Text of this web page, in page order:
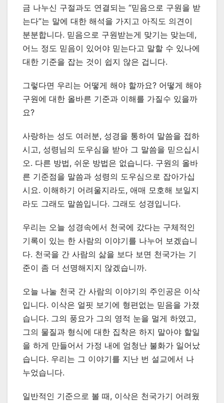
금 나누신 구절과도 연결되는 “믿음으로 구원을 받
는다”는 말에 대한 해석을 가지고 아직도 의견이
분분합니다. 믿음으로 구원받는게 맞기는 맞는데,
어느 정도 믿음이 있어야 믿는다고 말할 수 있나에
대한 기준을 잡는 것이 쉽지 않은 겁니다.
그렇다면 우리는 어떻게 해야 할까요? 어떻게 해야
구원에 대한 올바른 기준과 이해를 가질수 있을까
요?
사랑하는 성도 여러분, 성경을 통하여 말씀을 접하
시고, 성령님의 도우심을 받아 그 말씀을 믿으십시
오. 다른 방법, 쉬운 방법은 없습니다. 구원의 올바
른 기준점을 말씀과 성령의 도우심으로 잡아가십
시요. 이해하기 어려울지라도, 애매 모호해 보일지
라도 그래도 말씀입니다. 그래도 성경입니다.
우리는 오늘 성경속에서 천국에 갔다는 구체적인
기록이 있는 한 사람의 이야기를 나누어 보겠습니
다. 천국을 간 사람의 삶을 보다 보면 천국가는 기
준이 좀 더 선명해지지 않겠습니까.
오늘 나눌 천국 간 사람의 이야기의 주인공은 이삭
입니다. 이삭은 얼핏 보기에 형편없는 믿음을 가졌
습니다. 그의 풍요가 그의 영적 눈을 멀게 하였고,
그의 물질과 형식에 대한 집착은 하지 말아야 할일
을 하게 만들어서 가정 내에 엄청난 불화가 일어났
습니다. 우리는 그 이야기를 지난 번 설교에서 나
누었습니다.
일반적인 기준으로 볼 때, 이삭은 천국가기 어려웠